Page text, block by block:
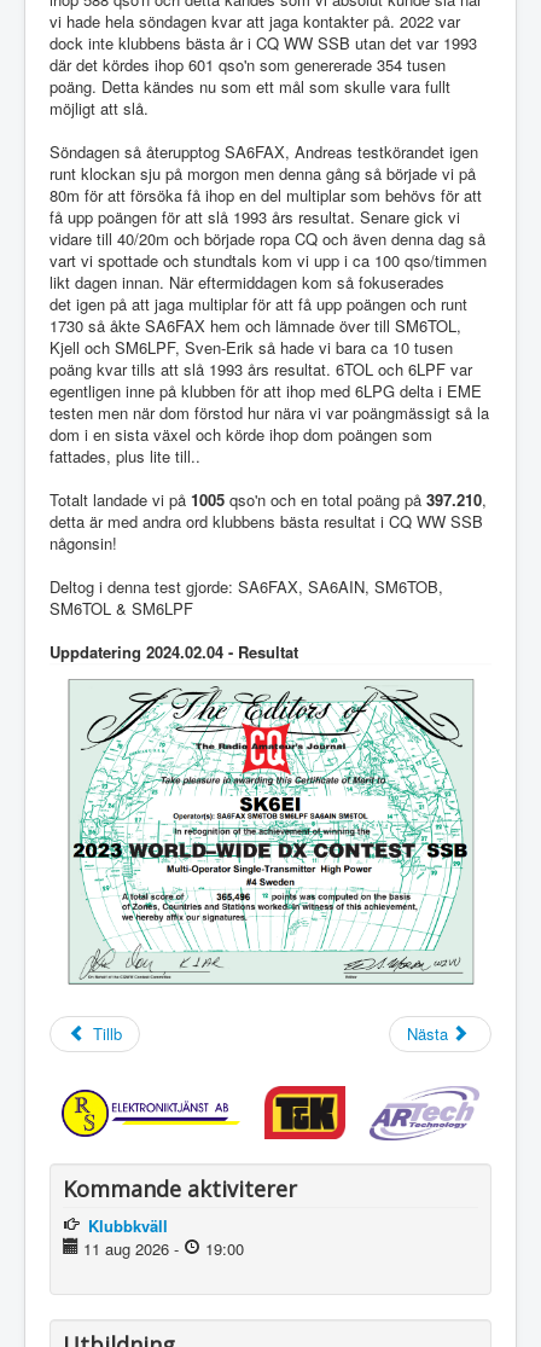
vi hade hela söndagen kvar att jaga kontakter på. 2022 var
dock inte klubbens bästa år i CQ WW SSB utan det var 1993
där det kördes ihop 601 qso'n som genererade 354 tusen
poäng. Detta kändes nu som ett mål som skulle vara fullt
möjligt att slå.
Söndagen så återupptog SA6FAX, Andreas testkörandet igen
runt klockan sju på morgon men denna gång så började vi på
80m för att försöka få ihop en del multiplar som behövs för att
få upp poängen för att slå 1993 års resultat. Senare gick vi
vidare till 40/20m och började ropa CQ och även denna dag så
vart vi spottade och stundtals kom vi upp i ca 100 qso/timmen
likt dagen innan. När eftermiddagen kom så fokuserades
det igen på att jaga multiplar för att få upp poängen och runt
1730 så åkte SA6FAX hem och lämnade över till SM6TOL,
Kjell och SM6LPF, Sven-Erik så hade vi bara ca 10 tusen
poäng kvar tills att slå 1993 års resultat. 6TOL och 6LPF var
egentligen inne på klubben för att ihop med 6LPG delta i EME
testen men när dom förstod hur nära vi var poängmässigt så la
dom i en sista växel och körde ihop dom poängen som
fattades, plus lite till..
Totalt landade vi på 1005 qso'n och en total poäng på 397.210,
detta är med andra ord klubbens bästa resultat i CQ WW SSB
någonsin!
Deltog i denna test gjorde: SA6FAX, SA6AIN, SM6TOB,
SM6TOL & SM6LPF
Uppdatering 2024.02.04 - Resultat
Tillb Nästa
Kommande aktiviterer
Klubbkväll
11 aug 2026 - 19:00